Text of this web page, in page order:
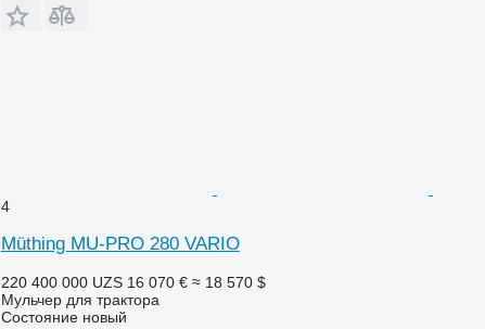
4
Müthing MU-PRO 280 VARIO
220 400 000 UZS 16 070 € ≈ 18 570 $
Мульчер для трактора
Состояниеновый